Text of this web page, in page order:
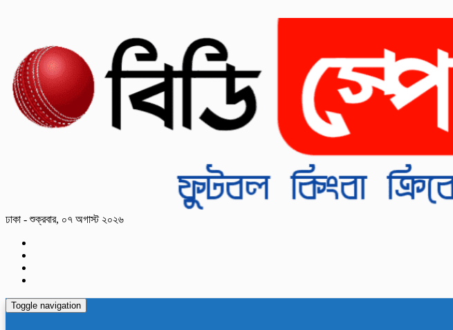
ঢাকা - শুক্রবার, ০৭ অগাস্ট ২০২৬
Toggle navigation